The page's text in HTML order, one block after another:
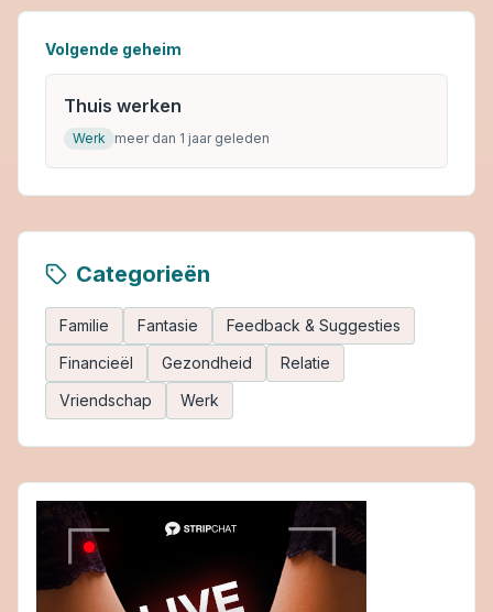
Volgende geheim
Thuis werken
Werk meer dan 1 jaar geleden
Categorieën
Familie Fantasie
Feedback & Suggesties
Financieël
Gezondheid
Relatie
Vriendschap
Werk